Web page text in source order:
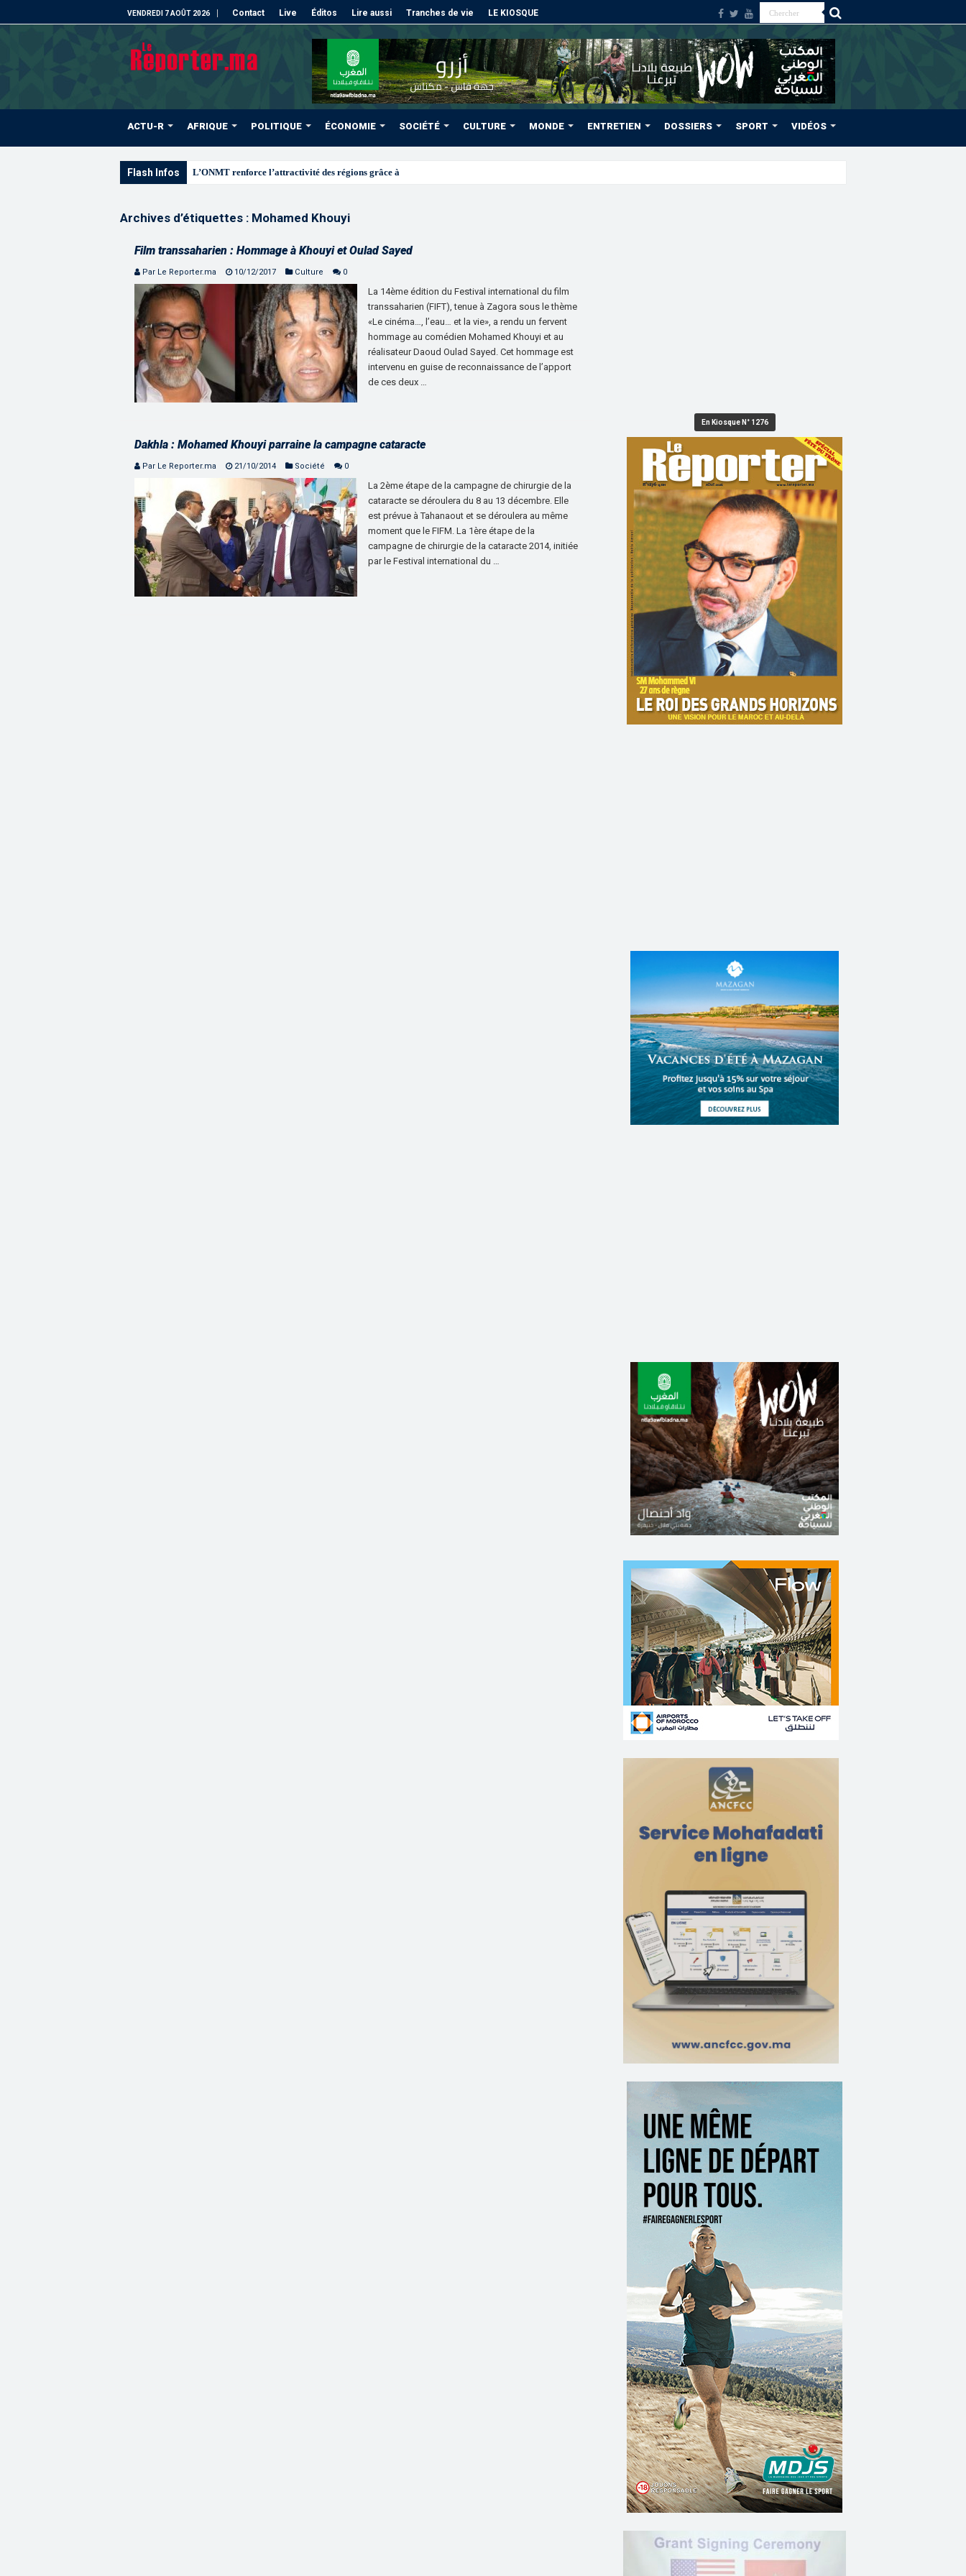
VENDREDI 7 AOÛT 2026 Contact Live Éditos Lire aussi Tranches de vie LE KIOSQUE
ACTU-R AFRIQUE POLITIQUE ÉCONOMIE SOCIÉTÉ CULTURE MONDE ENTRETIEN DOSSIERS SPORT VIDÉOS
Flash Infos L’ONMT renforce l’attractivité des régions grâce à une connectivité aérienne historiq
Archives d’étiquettes : Mohamed Khouyi
Film transsaharien : Hommage à Khouyi et Oulad Sayed
Par Le Reporter.ma 10/12/2017 Culture 0
La 14ème édition du Festival international du film
transsaharien (FIFT), tenue à Zagora sous le thème
«Le cinéma…, l’eau… et la vie», a rendu un fervent
hommage au comédien Mohamed Khouyi et au
réalisateur Daoud Oulad Sayed. Cet hommage est
intervenu en guise de reconnaissance de l’apport
de ces deux …
Dakhla : Mohamed Khouyi parraine la campagne cataracte
Par Le Reporter.ma 21/10/2014 Société 0
La 2ème étape de la campagne de chirurgie de la
cataracte se déroulera du 8 au 13 décembre. Elle
est prévue à Tahanaout et se déroulera au même
moment que le FIFM. La 1ère étape de la
campagne de chirurgie de la cataracte 2014, initiée
par le Festival international du …
En Kiosque N° 1276